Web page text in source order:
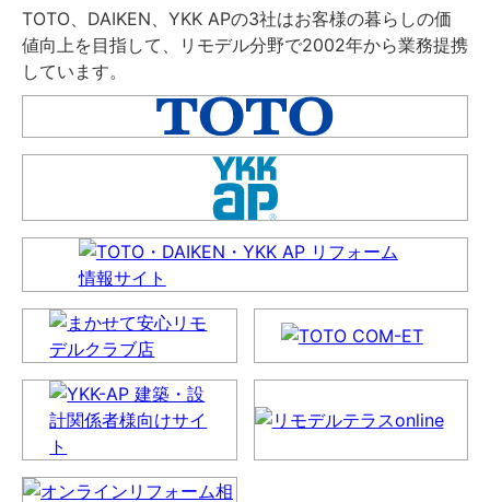
TOTO、DAIKEN、YKK APの3社はお客様の暮らしの価
値向上を目指して、リモデル分野で2002年から業務提携
しています。